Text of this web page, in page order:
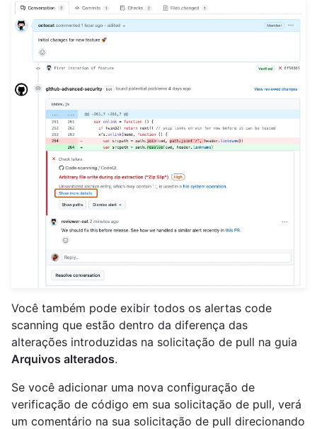
Você também pode exibir todos os alertas code
scanning que estão dentro da diferença das
alterações introduzidas na solicitação de pull na guia
Arquivos alterados.
Se você adicionar uma nova configuração de
verificação de código em sua solicitação de pull, verá
um comentário na sua solicitação de pull direcionando